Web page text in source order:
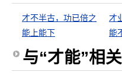
才不半古，功已倍之 才
能上能下
能
与“才能”相